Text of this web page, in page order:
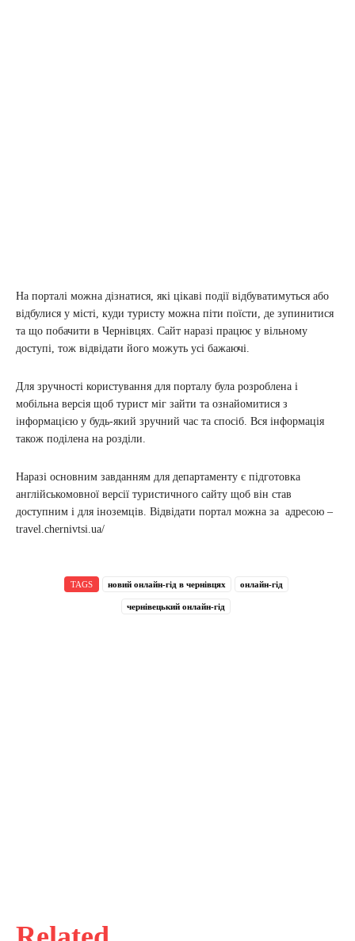
На порталі можна дізнатися, які цікаві події відбуватимуться або
відбулися у місті, куди туристу можна піти поїсти, де зупинитися
та що побачити в Чернівцях. Сайт наразі працює у вільному
доступі, тож відвідати його можуть усі бажаючі.
Для зручності користування для порталу була розроблена і
мобільна версія щоб турист міг зайти та ознайомитися з
інформацією у будь-який зручний час та спосіб. Вся інформація
також поділена на розділи.
Наразі основним завданням для департаменту є підготовка
англійськомовної версії туристичного сайту щоб він став
доступним і для іноземців. Відвідати портал можна за адресою –
travel.chernivtsi.ua/
TAGS новий онлайн-гід в чернівцях онлайн-гід
чернівецький онлайн-гід